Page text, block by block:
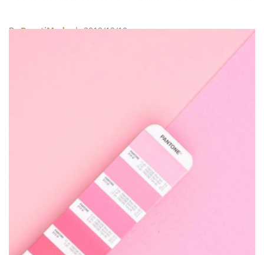
也成為時尚界的一大懸案。
ByBeautiMode| 2019/12/10